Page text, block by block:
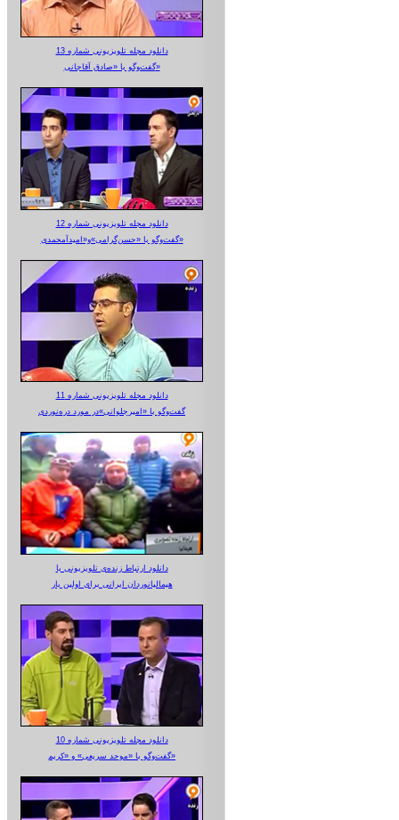
دانلود مجله تلویزیونی شماره 13
گفت‌وگو با «صادق آقاجانی»
دانلود مجله تلویزیونی شماره 12
گفت‌وگو با «حسن‌گرامی»و«امیدآمحمدی»
دانلود مجله تلویزیونی شماره 11
گفت‌وگو با «امیرجلوانی»در مورد دره‌نوردی
دانلود ارتباط زنده‌ی تلویزیونی‌ با
هیمالیانوردان ایرانی برای اولین بار
دانلود مجله تلویزیونی شماره 10
گفت‌وگو با «موحد سریعی» و «کریم»